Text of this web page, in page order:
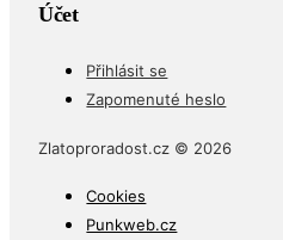
Účet
Přihlásit se
Zapomenuté heslo
Zlatoproradost.cz © 2026
Cookies
Punkweb.cz